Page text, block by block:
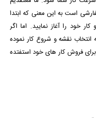
است به این معنی که ابتدا
خود را آغاز نمایید. اما اگر
انتخاب نقشه و شروع کار نموده
برای فروش کار های خود استفتده